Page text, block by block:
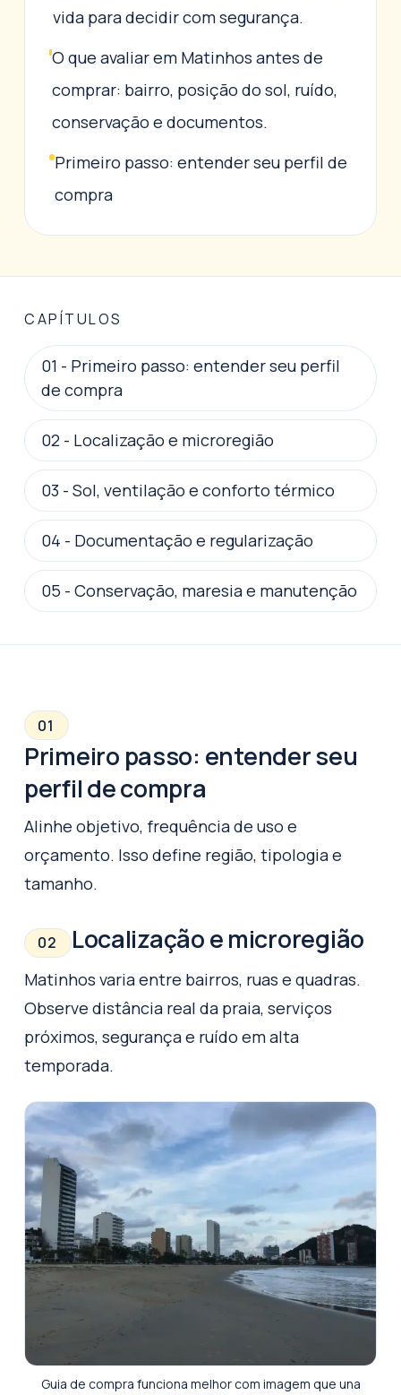
vida para decidir com segurança.
O que avaliar em Matinhos antes de
comprar: bairro, posição do sol, ruído,
conservação e documentos.
Primeiro passo: entender seu perfil de
compra
CAPÍTULOS
01 - Primeiro passo: entender seu perfil
de compra
02 - Localização e microregião
03 - Sol, ventilação e conforto térmico
04 - Documentação e regularização
05 - Conservação, maresia e manutenção
01
Primeiro passo: entender seu
perfil de compra
Alinhe objetivo, frequência de uso e
orçamento. Isso define região, tipologia e
tamanho.
02 Localização e microregião
Matinhos varia entre bairros, ruas e quadras.
Observe distância real da praia, serviços
próximos, segurança e ruído em alta
temporada.
Guia de compra funciona melhor com imagem que una